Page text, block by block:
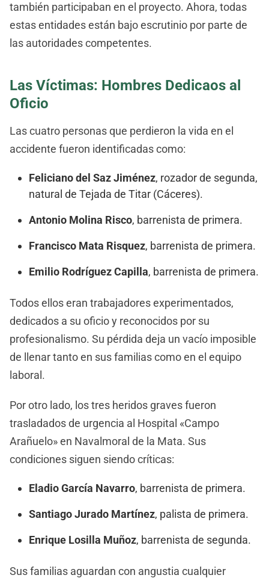
también participaban en el proyecto. Ahora, todas
estas entidades están bajo escrutinio por parte de
las autoridades competentes.
Las Víctimas: Hombres Dedicaos al
Oficio
Las cuatro personas que perdieron la vida en el
accidente fueron identificadas como:
Feliciano del Saz Jiménez, rozador de segunda,
natural de Tejada de Titar (Cáceres).
Antonio Molina Risco, barrenista de primera.
Francisco Mata Risquez, barrenista de primera.
Emilio Rodríguez Capilla, barrenista de primera.
Todos ellos eran trabajadores experimentados,
dedicados a su oficio y reconocidos por su
profesionalismo. Su pérdida deja un vacío imposible
de llenar tanto en sus familias como en el equipo
laboral.
Por otro lado, los tres heridos graves fueron
trasladados de urgencia al Hospital «Campo
Arañuelo» en Navalmoral de la Mata. Sus
condiciones siguen siendo críticas:
Eladio García Navarro, barrenista de primera.
Santiago Jurado Martínez, palista de primera.
Enrique Losilla Muñoz, barrenista de segunda.
Sus familias aguardan con angustia cualquier